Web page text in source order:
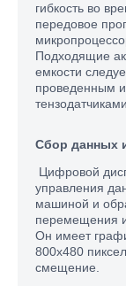
гибкость во
передовое
Подходящие
емкости
проведенным
Сбор данных
Цифровой
управления
машиной и
перемещения и
Он имеет
800x480
смещение.